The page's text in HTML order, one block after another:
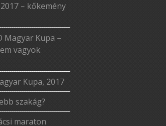
– kőkemény
Magyar Kupa –
vagyok
Kupa, 2017
szakág?
maraton